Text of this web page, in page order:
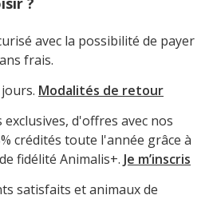
avec la possibilité de payer
frais.
Modalités de retour
d'offres avec nos
crédités toute l'année grâce à
fidélité Animalis+. Je m’inscris
satisfaits et animaux de